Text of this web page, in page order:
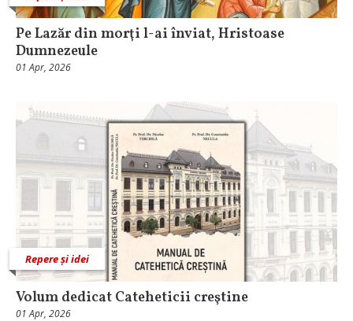
Pe Lazăr din morţi l-ai înviat, Hristoase
Dumnezeule
01 Apr, 2026
Repere și idei
Volum dedicat Cateheticii creştine
01 Apr, 2026